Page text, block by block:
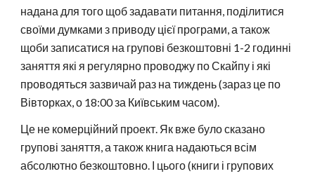
надана для того щоб задавати питання, поділитися
своїми думками з приводу цієї програми, а також
щоби записатися на групові безкоштовні 1-2 годинні
заняття які я регулярно проводжу по Скайпу і які
проводяться зазвичай раз на тиждень (зараз це по
Вівторках, о 18:00 за Київським часом).
Це не комерційний проект. Як вже було сказано
групові заняття, а також книга надаються всім
абсолютно безкоштовно. І цього (книги і групових